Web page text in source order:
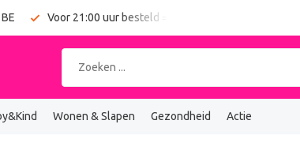
Voor 21:00 uur besteld = vandaag verzonden
Wonen & Slapen Gezondheid Actie